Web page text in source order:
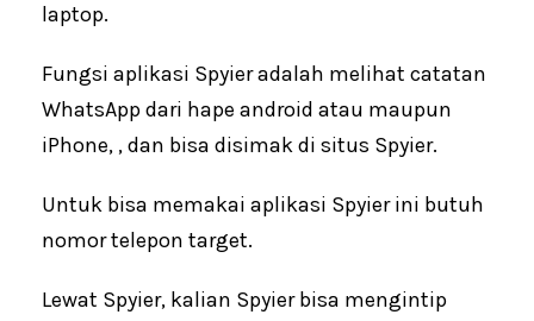
laptop.
Fungsi aplikasi Spyier adalah melihat catatan
WhatsApp dari hape android atau maupun
iPhone, , dan bisa disimak di situs Spyier.
Untuk bisa memakai aplikasi Spyier ini butuh
nomor telepon target.
Lewat Spyier, kalian Spyier bisa mengintip